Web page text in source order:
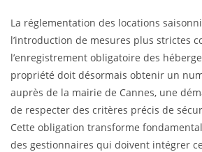
La réglementation des locations
l’introduction de mesures plus strictes
l’enregistrement obligatoire des
propriété doit désormais obtenir un
auprès de la mairie de Cannes, une
de respecter des critères précis de
Cette obligation transforme
des gestionnaires qui doivent intégrer